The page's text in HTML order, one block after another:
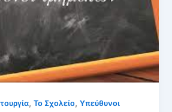
,Το Σχολείο,Υπεύθυνοι